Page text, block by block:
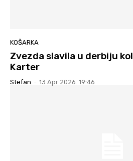
KOŠARKA
Zvezda slavila u derbiju
Karter
Stefan - 13 Apr 2026. 19:46